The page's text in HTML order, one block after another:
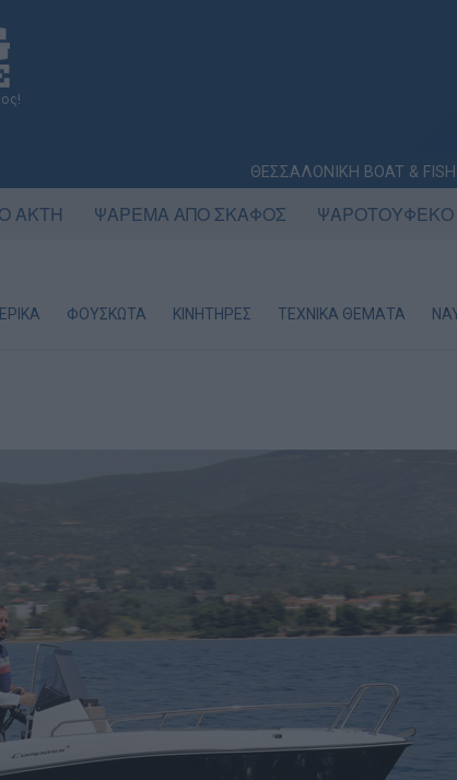
ΘΕΣΣΑΛΟΝΙΚΗ BOAT &
ΑΚΤΗ ΨΑΡΕΜΑ ΑΠΟ ΣΚΑΦΟΣ ΨΑΡΟΤΟΥΦΕΚΟ
ΦΟΥΣΚΩΤΑ ΚΙΝΗΤΗΡΕΣ ΤΕΧΝΙΚΑ ΘΕΜΑΤΑ